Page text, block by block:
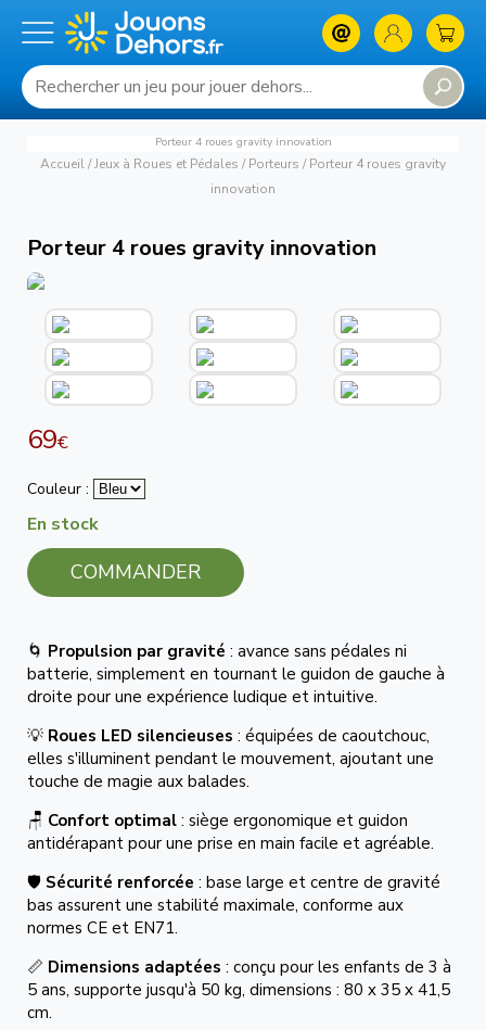
Porteur 4 roues gravity innovation
Accueil/Jeux à Roues et Pédales / Porteurs / Porteur 4 roues gravity
innovation
Porteur 4 roues gravity innovation
69€
Couleur :
En stock
COMMANDER
🌀 Propulsion par gravité : avance sans pédales ni
batterie, simplement en tournant le guidon de gauche à
droite pour une expérience ludique et intuitive.
💡 Roues LED silencieuses : équipées de caoutchouc,
elles s'illuminent pendant le mouvement, ajoutant une
touche de magie aux balades.
🪑 Confort optimal : siège ergonomique et guidon
antidérapant pour une prise en main facile et agréable.
🛡️ Sécurité renforcée : base large et centre de gravité
bas assurent une stabilité maximale, conforme aux
normes CE et EN71.
📏 Dimensions adaptées : conçu pour les enfants de 3 à
5 ans, supporte jusqu'à 50 kg, dimensions : 80 x 35 x 41,5
cm.